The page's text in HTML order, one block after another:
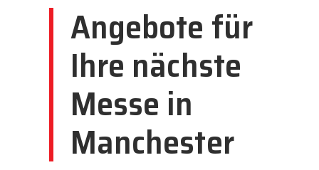
Angebote für
Ihre nächste
Messe in
Manchester